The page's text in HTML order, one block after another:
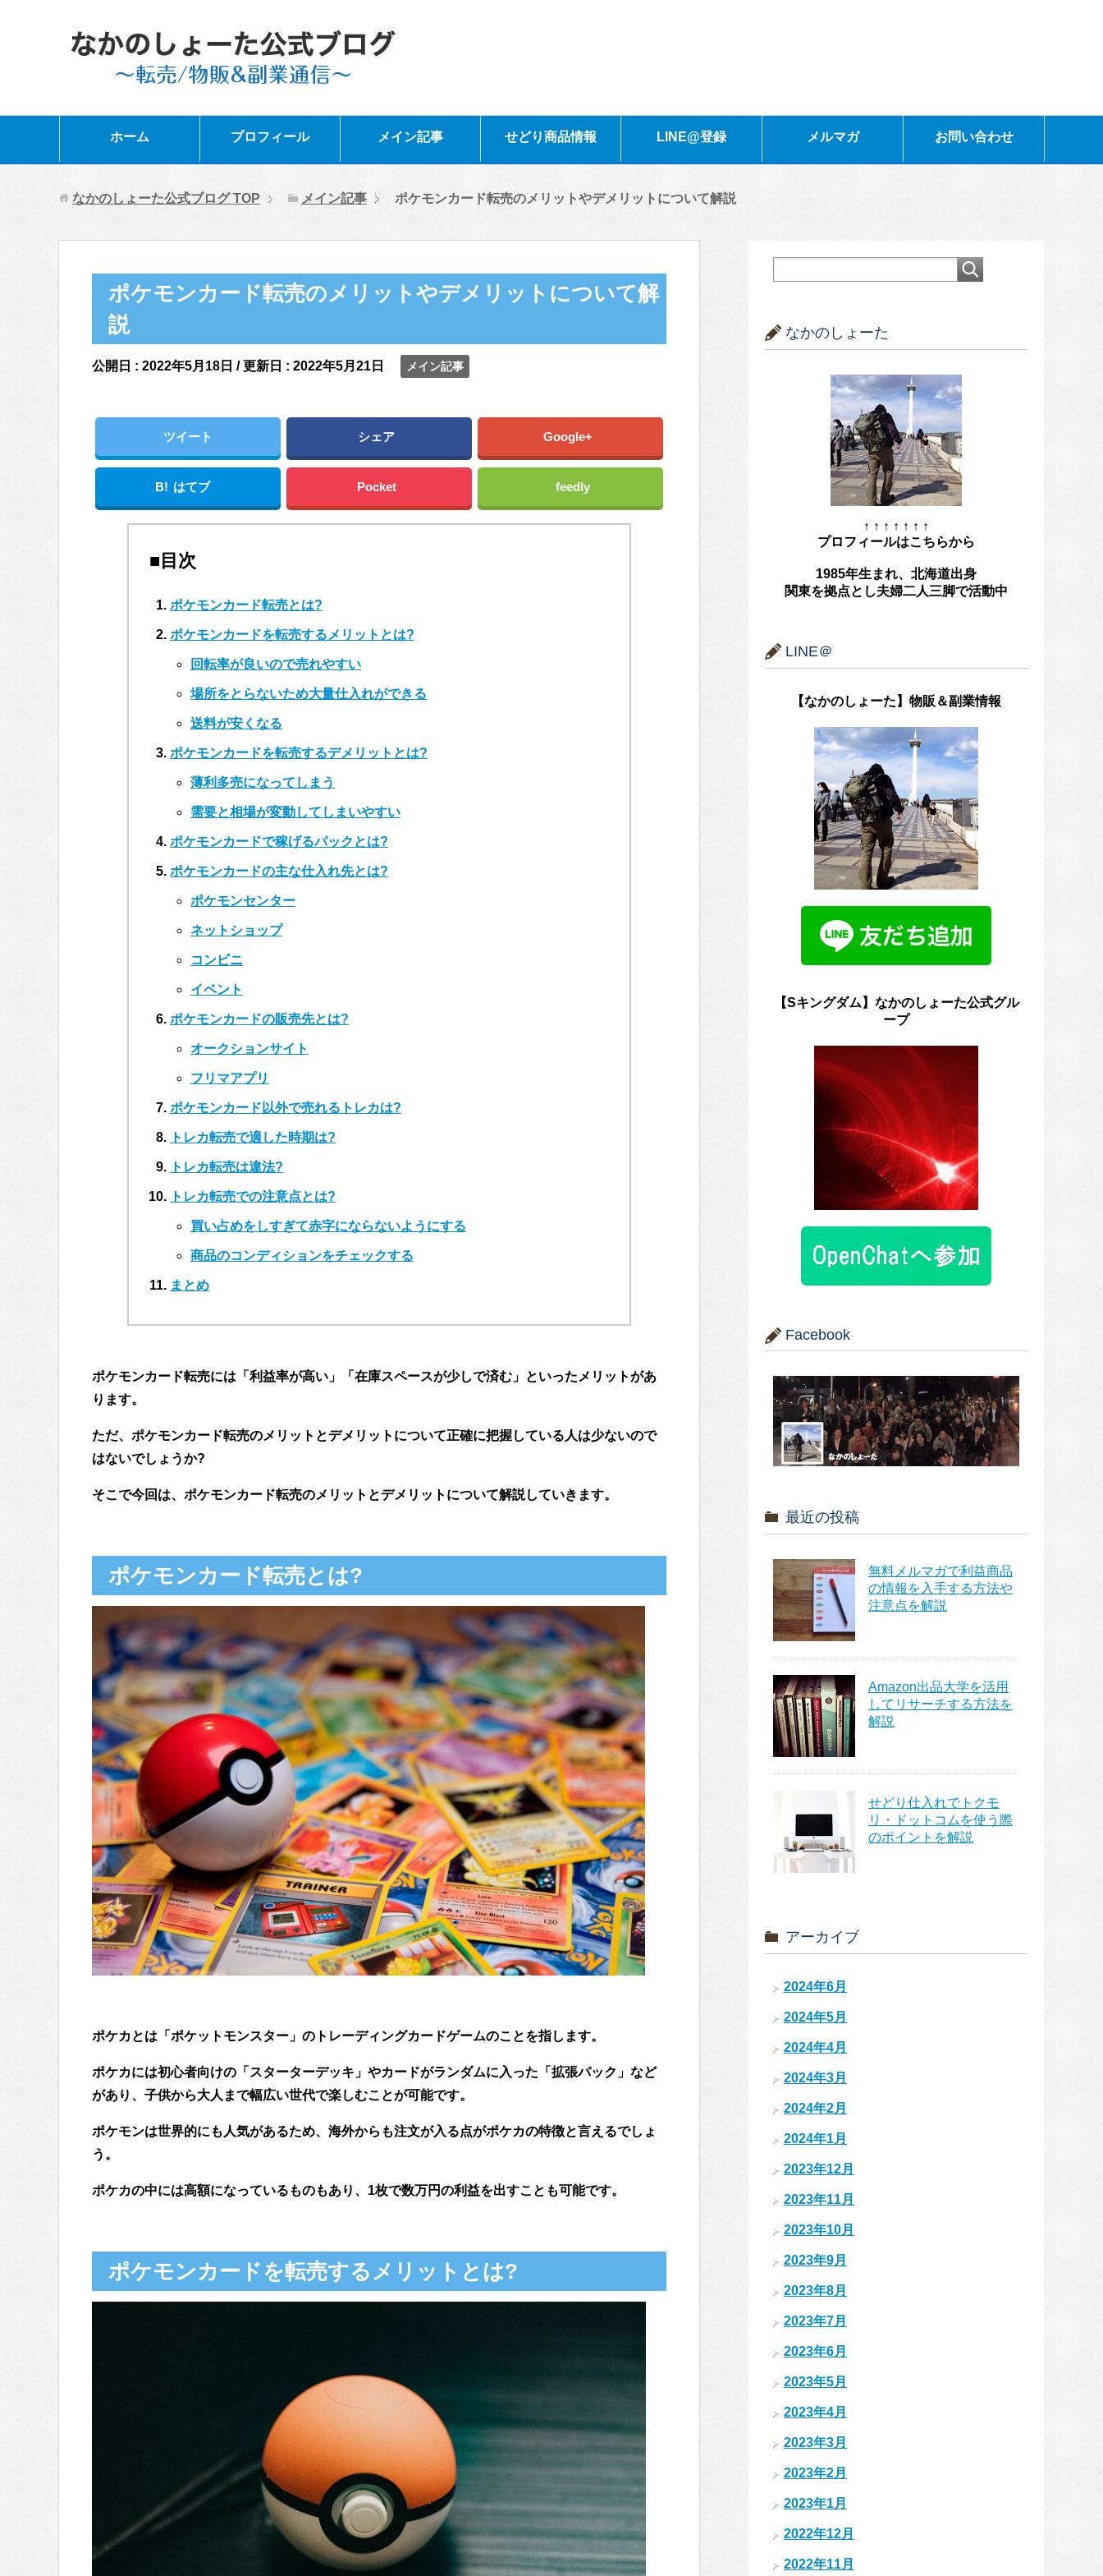
ホーム プロフィール メイン記事 せどり商品情報 LINE@登録 メルマガ お問い合わせ
なかのしょーた公式ブログTOP メイン記事 ポケモンカード転売のメリットやデメリットについて解説
ポケモンカード転売のメリットやデメリットについて解
説
公開日 : 2022年5月18日 / 更新日 : 2022年5月21日 メイン記事
ツイート シェア Google+
B! はてブ Pocket feedly
■目次
ポケモンカード転売とは?
ポケモンカードを転売するメリットとは?
回転率が良いので売れやすい
場所をとらないため大量仕入れができる
送料が安くなる
ポケモンカードを転売するデメリットとは?
薄利多売になってしまう
需要と相場が変動してしまいやすい
ポケモンカードで稼げるパックとは?
ポケモンカードの主な仕入れ先とは?
ポケモンセンター
ネットショップ
コンビニ
イベント
ポケモンカードの販売先とは?
オークションサイト
フリマアプリ
ポケモンカード以外で売れるトレカは?
トレカ転売で適した時期は?
トレカ転売は違法?
トレカ転売での注意点とは?
買い占めをしすぎて赤字にならないようにする
商品のコンディションをチェックする
まとめ
ポケモンカード転売には「利益率が高い」「在庫スペースが少しで済む」といったメリットがあ
ります。
ただ、ポケモンカード転売のメリットとデメリットについて正確に把握している人は少ないので
はないでしょうか?
そこで今回は、ポケモンカード転売のメリットとデメリットについて解説していきます。
ポケモンカード転売とは?
ポケカとは「ポケットモンスター」のトレーディングカードゲームのことを指します。
ポケカには初心者向けの「スターターデッキ」やカードがランダムに入った「拡張パック」など
があり、子供から大人まで幅広い世代で楽しむことが可能です。
ポケモンは世界的にも人気があるため、海外からも注文が入る点がポケカの特徴と言えるでしょ
う。
ポケカの中には高額になっているものもあり、1枚で数万円の利益を出すことも可能です。
ポケモンカードを転売するメリットとは?
なかのしょーた
↑ ↑ ↑ ↑ ↑ ↑ ↑
プロフィールはこちらから
1985年生まれ、北海道出身
関東を拠点とし夫婦二人三脚で活動中
LINE＠
【なかのしょーた】物販＆副業情報
【Sキングダム】なかのしょーた公式グル
ープ
Facebook
最近の投稿
無料メルマガで利益商品
の情報を入手する方法や
注意点を解説
Amazon出品大学を活用
してリサーチする方法を
解説
せどり仕入れでトクモ
リ・ドットコムを使う際
のポイントを解説
アーカイブ
2024年6月
2024年5月
2024年4月
2024年3月
2024年2月
2024年1月
2023年12月
2023年11月
2023年10月
2023年9月
2023年8月
2023年7月
2023年6月
2023年5月
2023年4月
2023年3月
2023年2月
2023年1月
2022年12月
2022年11月